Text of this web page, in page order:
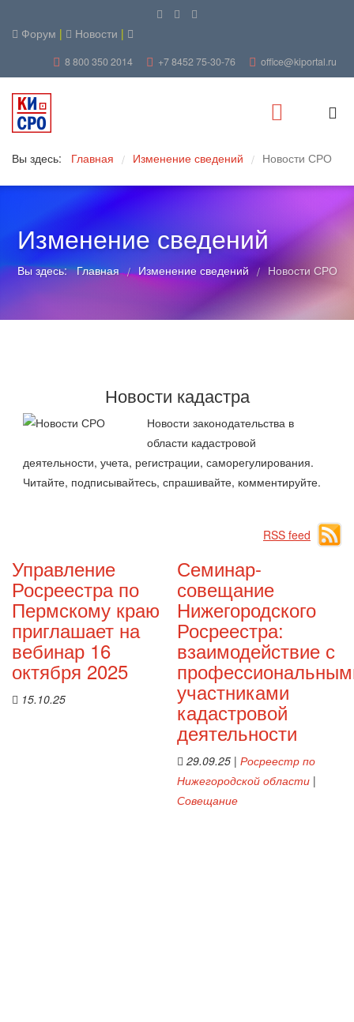
Форум | Новости |
8 800 350 2014 +7 8452 75-30-76 office@kiportal.ru
Вы здесь: Главная / Изменение сведений / Новости СРО
Изменение сведений
Вы здесь: Главная / Изменение сведений / Новости СРО
Новости кадастра
Новости законодательства в
области кадастровой
деятельности, учета, регистрации, саморегулирования.
Читайте, подписывайтесь, спрашивайте, комментируйте.
RSS feed
Управление
Росреестра по
Пермскому краю
приглашает на
вебинар 16
октября 2025
15.10.25
Семинар-
совещание
Нижегородского
Росреестра:
взаимодействие с
участниками
кадастровой
деятельности
29.09.25| Росреестр по
Нижегородской области|
Совещание